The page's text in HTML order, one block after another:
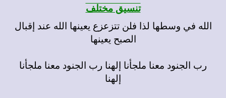
تنسيق مختلف
الله في وسطها لذا فلن تتزعزع يعينها الله عند إقبال
الصبح يعينها
رب الجنود معنا ملجأنا إلهنا رب الجنود معنا ملجأنا
إلهنا